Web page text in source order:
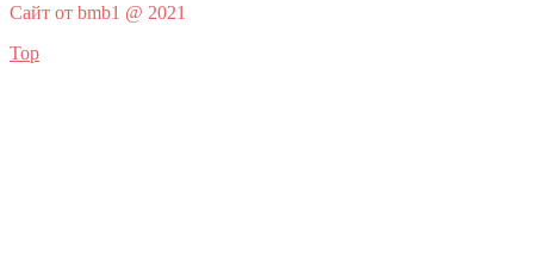
Сайт от bmb1 @ 2021
Top